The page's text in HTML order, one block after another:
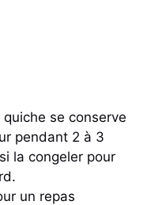
quiche se conserve
pendant 2 à 3
la congeler pour
un repas